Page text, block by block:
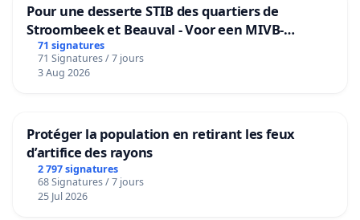
Pour une desserte STIB des quartiers de
Stroombeek et Beauval - Voor een MIVB-
bediening van de wijken Strombeek en Het
Voor
71 signatures
71 Signatures / 7 jours
3 Aug 2026
Protéger la population en retirant les feux
d’artifice des rayons
2 797 signatures
68 Signatures / 7 jours
25 Jul 2026